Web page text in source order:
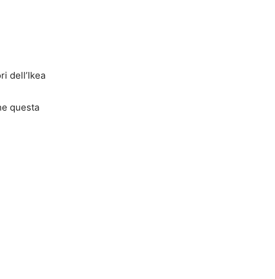
dell’Ikea
questa